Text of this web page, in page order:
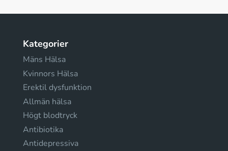
Kategorier
Mäns Hälsa
Kvinnors Hälsa
Erektil dysfunktion
Allmän hälsa
Högt blodtryck
Antibiotika
Antidepressiva